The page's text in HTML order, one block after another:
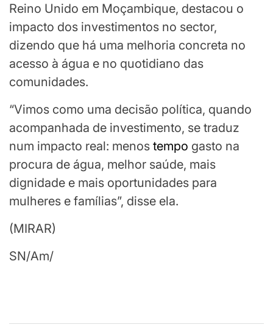
Reino Unido em Moçambique, destacou o
impacto dos investimentos no sector,
dizendo que há uma melhoria concreta no
acesso à água e no quotidiano das
comunidades.
“Vimos como uma decisão política, quando
acompanhada de investimento, se traduz
num impacto real: menos tempo gasto na
procura de água, melhor saúde, mais
dignidade e mais oportunidades para
mulheres e famílias”, disse ela.
(MIRAR)
SN/Am/